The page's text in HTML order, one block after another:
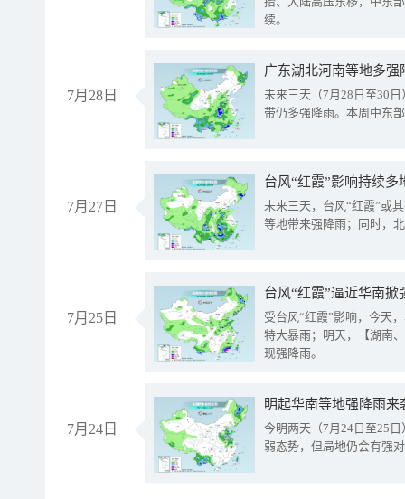
续。
7月28日
广东湖北河南等地多
未来三天（7月28日至30
带仍多强降雨。本周中东
7月27日
台风“红霞”影响持续
未来三天，台风“红霞”或
等地带来强降雨；同时，
7月25日
台风“红霞”逼近华南
受台风“红霞”影响，今天
特大暴雨；明天，【湖南
现强降雨。
7月24日
明起华南等地强降雨
今明两天（7月24日至25
弱态势，但局地仍会有强